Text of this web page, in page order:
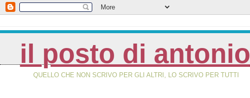
il posto di antonio
QUELLO CHE NON SCRIVO PER GLI ALTRI, LO SCRIVO PER TUTTI